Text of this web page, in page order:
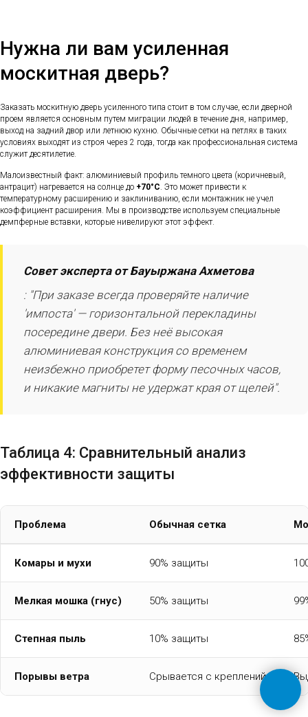
Нужна ли вам усиленная
москитная дверь?
Заказать москитную дверь усиленного типа стоит в том случае, если дверной
проем является основным путем миграции людей в течение дня, например,
выход на задний двор или летнюю кухню. Обычные сетки на петлях в таких
условиях выходят из строя через 2 года, тогда как профессиональная система
служит десятилетие.
Малоизвестный факт: алюминиевый профиль темного цвета (коричневый,
антрацит) нагревается на солнце до +70°C. Это может привести к
температурному расширению и заклиниванию, если монтажник не учел
коэффициент расширения. Мы в производстве используем специальные
демпферные вставки, которые нивелируют этот эффект.
Совет эксперта от Бауыржана Ахметова
: "При заказе всегда проверяйте наличие
'импоста' — горизонтальной перекладины
посередине двери. Без неё высокая
алюминиевая конструкция со временем
неизбежно приобретет форму песочных часов,
и никакие магниты не удержат края от щелей".
Таблица 4: Сравнительный анализ
эффективности защиты
Проблема Обычная сетка
Комары и мухи 90% защиты
Мелкая мошка (гнус) 50% защиты
Степная пыль 10% защиты
Порывы ветра Срывается с креплений